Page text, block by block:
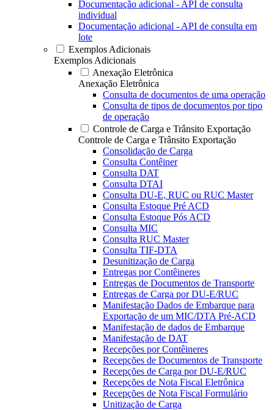
Documentação adicional - API de consulta
individual
Documentação adicional - API de consulta em
lote
Exemplos Adicionais
Exemplos Adicionais
Anexação Eletrônica
Anexação Eletrônica
Consulta de documentos de uma operação
Consulta de tipos de documentos por tipo
de operação
Controle de Carga e Trânsito Exportação
Controle de Carga e Trânsito Exportação
Consolidação de Carga
Consulta Contêiner
Consulta DAT
Consulta DTAI
Consulta DU-E, RUC ou RUC Master
Consulta Estoque Pré ACD
Consulta Estoque Pós ACD
Consulta MIC
Consulta RUC Master
Consulta TIF-DTA
Desunitização de Carga
Entregas por Contêineres
Entregas de Documentos de Transporte
Entregas de Carga por DU-E/RUC
Manifestação Dados de Embarque para
Exportação de um MIC/DTA Pré-ACD
Manifestação de dados de Embarque
Manifestação de DAT
Recepções por Contêineres
Recepções de Documentos de Transporte
Recepções de Carga por DU-E/RUC
Recepções de Nota Fiscal Eletrônica
Recepções de Nota Fiscal Formulário
Unitização de Carga